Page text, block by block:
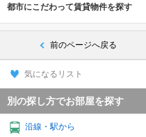
都市にこだわって賃貸物件を探す
前のページへ戻る
気になるリスト
別の探し方でお部屋を探す
沿線・駅から